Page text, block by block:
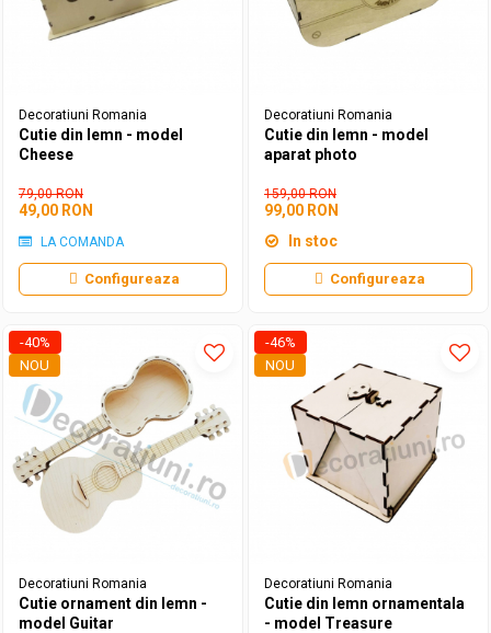
Cutii pentru poze si stick usb botez
Decoratiuni botez diverse
Decoratiuni Romania
Cutie din lemn - model
Cheese
79,00 RON
49,00 RON
LA COMANDA
Configureaza
Decoratiuni Romania
Cutie din lemn - model
aparat photo
159,00 RON
99,00 RON
In stoc
Configureaza
-40%
NOU
Decoratiuni Romania
Cutie ornament din lemn -
model Guitar
-46%
NOU
Decoratiuni Romania
Cutie din lemn ornamentala
- model Treasure